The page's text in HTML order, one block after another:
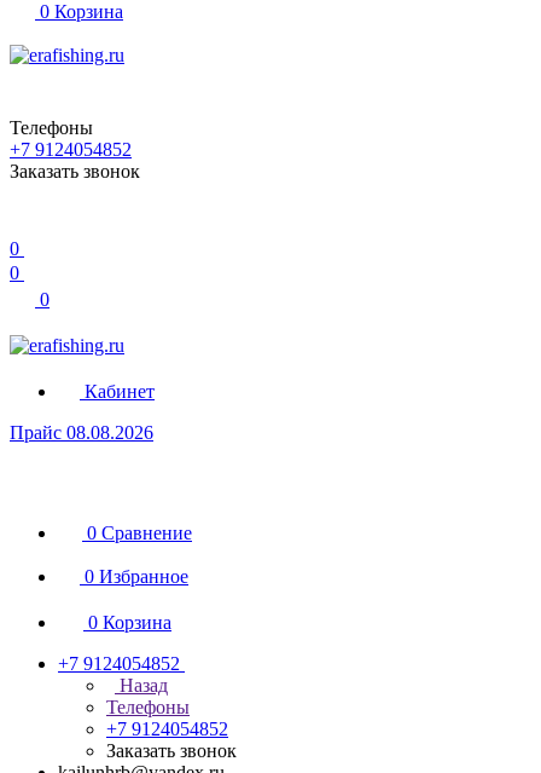
0 Корзина
Телефоны
+7 9124054852
Заказать звонок
0
0
0
Кабинет
Прайс 08.08.2026
0 Сравнение
0 Избранное
0 Корзина
+7 9124054852
Назад
Телефоны
+7 9124054852
Заказать звонок